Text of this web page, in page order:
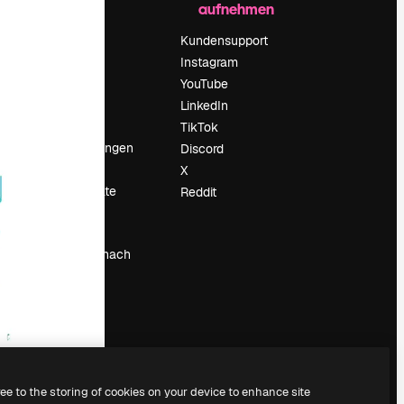
Veranstaltungen
Deine Inhalte
Suchst du nach
aufnehmen
Kundensupport
Instagram
YouTube
LinkedIn
TikTok
Discord
X
Reddit
to the storing of cookies on your device to enhance site